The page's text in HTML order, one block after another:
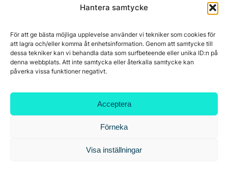
Hantera samtycke
För att ge bästa möjliga upplevelse använder vi tekniker som cookies för
att lagra och/eller komma åt enhetsinformation. Genom att samtycke till
dessa tekniker kan vi behandla data som surfbeteende eller unika ID:n på
denna webbplats. Att inte samtycka eller återkalla samtycke kan
påverka vissa funktioner negativt.
Acceptera
Förneka
Visa inställningar
Tandem Health flyttar till Kungsgatan
Croisette rådgivare vid fastighetsaffär